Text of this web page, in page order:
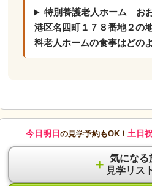
特別養護老人ホーム お
港区名四町１７８番地２の
料老人ホームの食事はどの
今日明日 の見学予約もOK！ 土日
＋ 気になる
見学リス